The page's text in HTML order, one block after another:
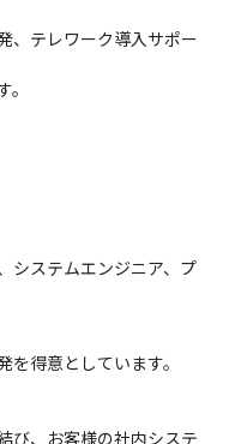
、テレワーク導入サポー
システムエンジニア、プ
得意としています。
び、お客様の社内システ